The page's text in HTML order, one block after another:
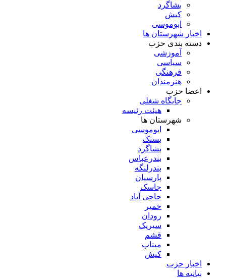
بشاگرد
کیش
ابوموسی
اخبار شهرستان ها
دسته بندی حزب
آموزشی
سیاسی
فرهنگی
هنرمندان
اعضا حزب
جایگاه شغلی
هیئت رئیسه
شهرستان ها
ابوموسی
بستک
بشاگرد
بندرعباس
بندرلنگه
پارسیان
جاسک
حاجی آباد
خمیر
رودان
سیریک
قشم
میناب
کیش
اخبار حزب
بیانیه ها